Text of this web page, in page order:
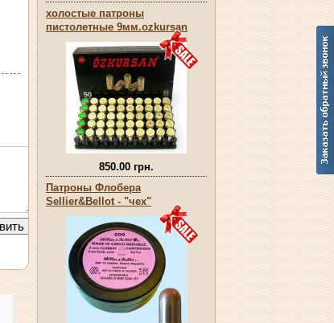
холостые патроны
пистолетные 9мм.оzkursan
850.00 грн.
Патроны Флобера
Sellier&Bellot - "чех"